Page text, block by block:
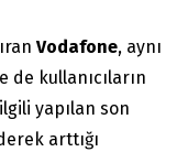
Vodafone, aynı
kullanıcıların
yapılan son
arttığı